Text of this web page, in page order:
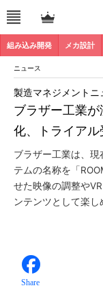
組み込み開発 メカ設計
ニュース
ブラザー工業
化、トライア
製造マネジメントニ
ブラザー工業は、
テムの名称を「
せた映像の調整や
ンテンツとして楽し
Share